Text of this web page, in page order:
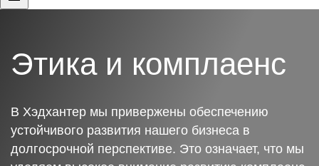
Этика и комплаенс
В Хэдхантер мы привержены обеспечению
устойчивого развития нашего бизнеса в
долгосрочной перспективе. Это означает, что мы